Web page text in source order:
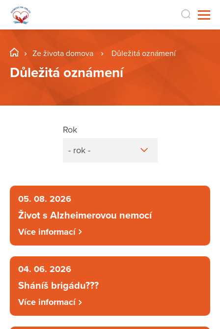
Ze života domova Důležitá oznámení
Důležitá oznámení
Rok
- rok -
05. 08. 2026
Život s Alzheimerovou nemocí
Více informací
04. 06. 2026
Sháníš brigádu???
Více informací